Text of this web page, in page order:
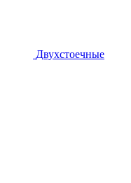
Двухстоечные